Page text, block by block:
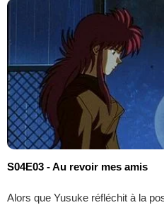
S04E03 - Au revoir mes amis
Alors que Yusuke réfléchit à la